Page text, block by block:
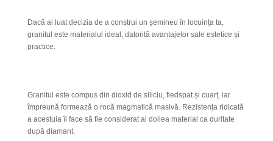
Dacă ai luat decizia de a construi un șemineu în locuința ta,
granitul este materialul ideal, datorită avantajelor sale estetice și
practice.
Granitul este compus din dioxid de siliciu, fiedspat și cuarț, iar
împreună formează o rocă magmatică masivă. Rezistența ridicată
a acestuia îl face să fie considerat al doilea material ca duritate
după diamant.